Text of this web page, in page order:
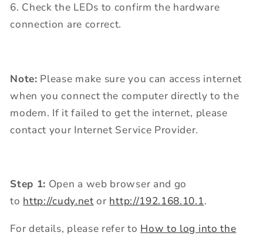
6. Check the LEDs to confirm the hardware
connection are correct.
Note: Please make sure you can access internet
when you connect the computer directly to the
modem. If it failed to get the internet, please
contact your Internet Service Provider.
Step 1: Open a web browser and go
to http://cudy.net or http://192.168.10.1.
For details, please refer to How to log into the